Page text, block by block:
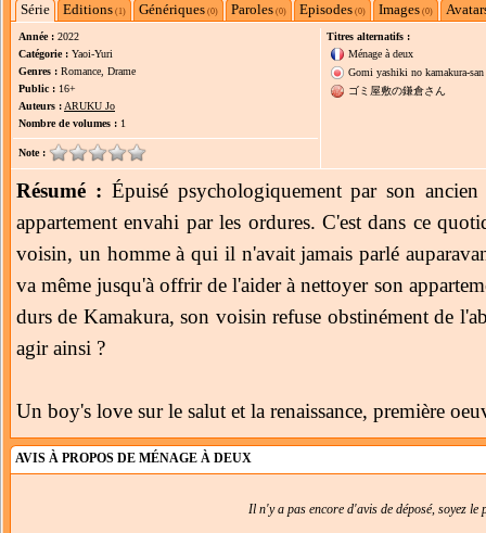
Série Editions (1) Génériques (0) Paroles (0) Episodes (0) Images (0)
Année : 2022
Catégorie : Yaoi-Yuri
Genres : Romance, Drame
Public : 16+
Auteurs : ARUKU Jo
Nombre de volumes : 1
Note :
Titres alternatifs :
Ménage à deux
Gomi yashiki no kamakura-san
ゴミ屋敷の鎌倉さん
Résumé : Épuisé psychologiquement par son
appartement envahi par les ordures. C'est dans ce
voisin, un homme à qui il n'avait jamais parlé
va même jusqu'à offrir de l'aider à nettoyer son
durs de Kamakura, son voisin refuse obstinément de
agir ainsi ?
Un boy's love sur le salut et la renaissance, première
AVIS À PROPOS DE MÉNAGE À DEUX
Il n'y a pas encore d'avis de déposé, soyez